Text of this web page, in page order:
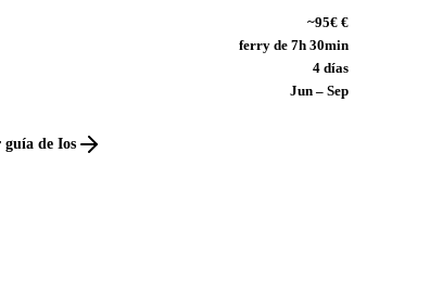
~95€ €
ferry de 7h 30min
4 días
Jun – Sep
guía de Ios